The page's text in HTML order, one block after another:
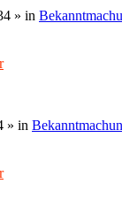
» in
» in